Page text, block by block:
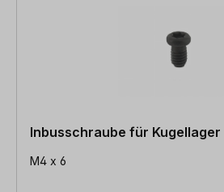
Inbusschraube für Kugellager
M4 x 6